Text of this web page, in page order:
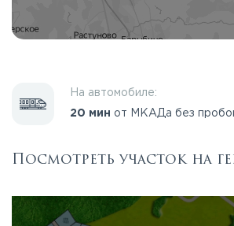
На автомобиле:
20 мин от МКАДа без
Посмотреть участок на